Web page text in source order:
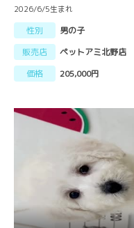
2026/6/5生まれ
性別
男の子
販売店
ペットアミ北野店
価格
205,000円